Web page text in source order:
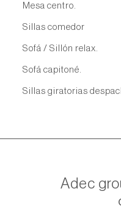
Mesa centro.
Sillas comedor
Sofá / Sillón relax.
Sofá capitoné.
Sillas giratorias
Adec